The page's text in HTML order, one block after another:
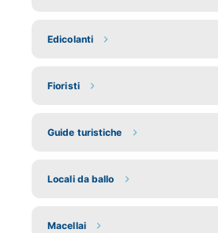
Edicolanti
Fioristi
Guide turistiche
Locali da ballo
Macellai